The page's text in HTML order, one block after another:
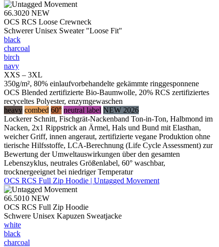
66.3020 NEW
OCS RCS Loose Crewneck
Schwerer Unisex Sweater "Loose Fit"
black
charcoal
birch
navy
XXS – 3XL
350g/m², 80% einlaufvorbehandelte gekämmte ringgesponnene
OCS Blended zertifizierte Bio-Baumwolle, 20% RCS zertifiziertes
recyceltes Polyester, enzymgewaschen
heavy combed 60° neutral label NEW 2026
Lockerer Schnitt, Fischgrät-Nackenband Ton-in-Ton, Halbmond im
Nacken, 2x1 Rippstrick an Ärmel, Hals und Bund mit Elasthan,
weicher Griff, innen angeraut, zertifizierte vegane Produktion ohne
tierische Hilfsstoffe, LCA-Berechnung (Life Cycle Assessment) zur
Bewertung der Umweltauswirkungen über den gesamten
Lebenszyklus, neutrales Größenlabel, 60° waschbar,
trocknergeeignet bei niedriger Temperatur
OCS RCS Full Zip Hoodie | Untagged Movement
66.5010 NEW
OCS RCS Full Zip Hoodie
Schwere Unisex Kapuzen Sweatjacke
white
black
charcoal